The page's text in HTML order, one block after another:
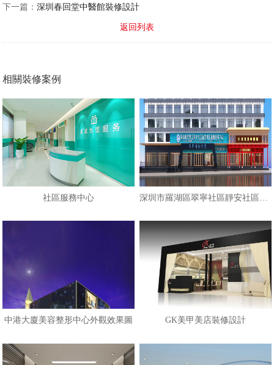
下一篇：深圳春回堂中醫館裝修設計
返回列表
相關裝修案例
社區服務中心
中港大廈美容整形中心外觀效果圖 GK美甲美店裝修設計